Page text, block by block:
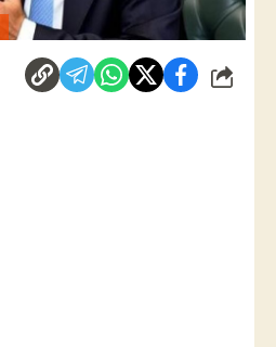
شارك